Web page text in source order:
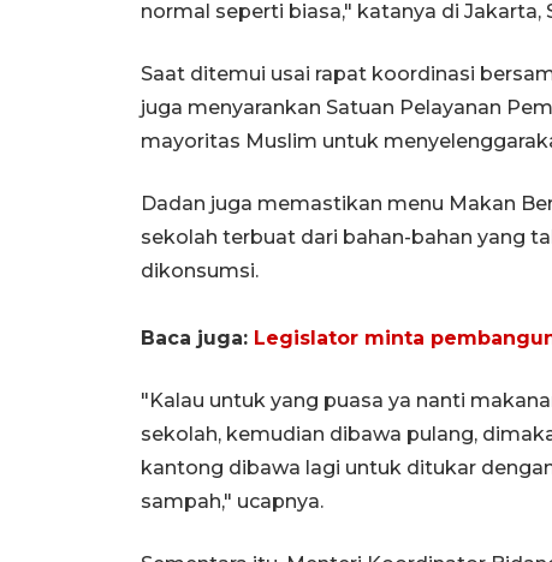
normal seperti biasa," katanya di Jakarta,
Saat ditemui usai rapat koordinasi
juga menyarankan Satuan Pelayanan
mayoritas Muslim untuk
Dadan juga memastikan menu Makan
sekolah terbuat dari bahan-bahan yang
dikonsumsi.
Baca juga: Legislator minta
"Kalau untuk yang puasa ya nanti
sekolah, kemudian dibawa pulang,
kantong dibawa lagi untuk ditukar
sampah," ucapnya.